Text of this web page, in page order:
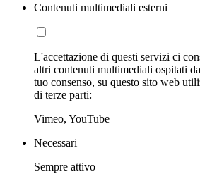
Contenuti multimediali esterni
L'accettazione di questi servizi ci
altri contenuti multimediali ospitati
tuo consenso, su questo sito web
di terze parti:
Vimeo, YouTube
Necessari
Sempre attivo